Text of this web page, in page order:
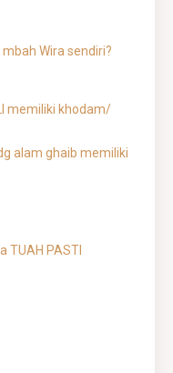
Wira sendiri?
memiliki khodam/
alam ghaib memiliki
TUAH PASTI